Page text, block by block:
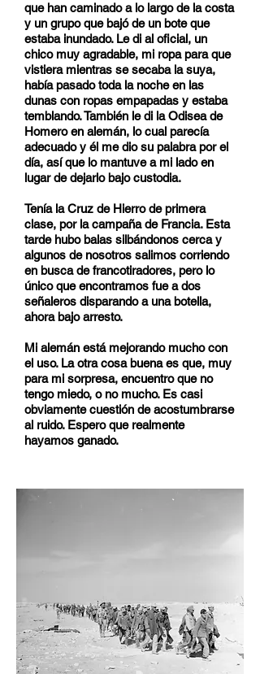
que han caminado a lo largo de la costa
y un grupo que bajó de un bote que
estaba inundado. Le di al oficial, un
chico muy agradable, mi ropa para que
vistiera mientras se secaba la suya,
había pasado toda la noche en las
dunas con ropas empapadas y estaba
temblando. También le di la Odisea de
Homero en alemán, lo cual parecía
adecuado y él me dio su palabra por el
día, así que lo mantuve a mi lado en
lugar de dejarlo bajo custodia.
Tenía la Cruz de Hierro de primera
clase, por la campaña de Francia. Esta
tarde hubo balas silbándonos cerca y
algunos de nosotros salimos corriendo
en busca de francotiradores, pero lo
único que encontramos fue a dos
señaleros disparando a una botella,
ahora bajo arresto.
Mi alemán está mejorando mucho con
el uso. La otra cosa buena es que, muy
para mi sorpresa, encuentro que no
tengo miedo, o no mucho. Es casi
obviamente cuestión de acostumbrarse
al ruido. Espero que realmente
hayamos ganado.